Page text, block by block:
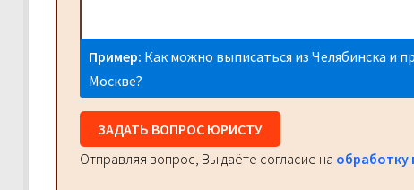
Пример: Как можно выписаться из Челябинска и
Москве?
ЗАДАТЬ ВОПРОС ЮРИСТУ
Отправляя вопрос, Вы даёте согласие на обработку